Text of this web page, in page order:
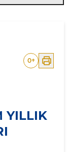
0+
YILLIK